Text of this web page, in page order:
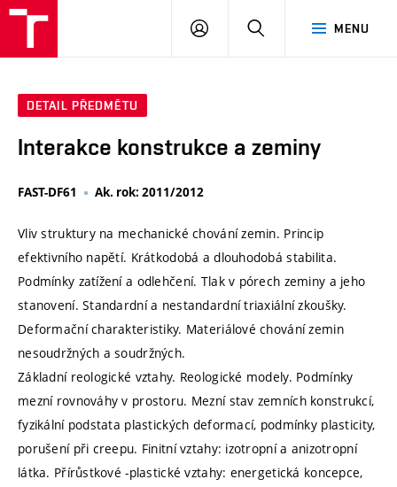
MENU
PŘIHLÁSIT
DETAIL PŘEDMĚTU
Interakce konstrukce a zeminy
FAST-DF61 Ak. rok: 2011/2012
Vliv struktury na mechanické chování zemin. Princip
efektivního napětí. Krátkodobá a dlouhodobá stabilita.
Podmínky zatížení a odlehčení. Tlak v pórech zeminy a jeho
stanovení. Standardní a nestandardní triaxiální zkoušky.
Deformační charakteristiky. Materiálové chování zemin
nesoudržných a soudržných.
Základní reologické vztahy. Reologické modely. Podmínky
mezní rovnováhy v prostoru. Mezní stav zemních konstrukcí,
fyzikální podstata plastických deformací, podmínky plasticity,
porušení při creepu. Finitní vztahy: izotropní a anizotropní
látka. Přírůstkové -plastické vztahy: energetická koncepce,